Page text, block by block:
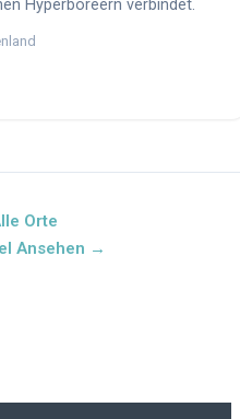
Hyperboreern verbindet.
Orte
Ansehen →